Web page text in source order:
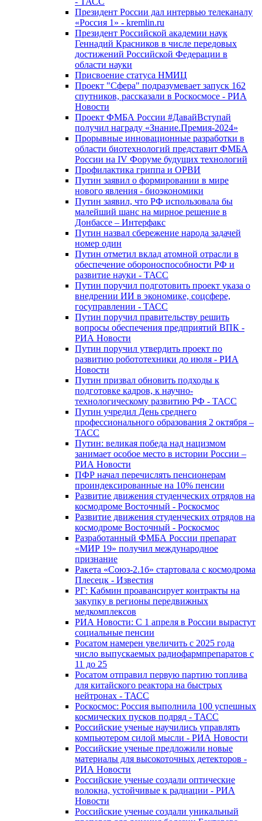
Президент России дал интервью телеканалу
«Россия 1» - kremlin.ru
Президент Российской академии наук
Геннадий Красников в числе передовых
достижений Российской Федерации в
области науки
Присвоение статуса НМИЦ
Проект "Сфера" подразумевает запуск 162
спутников, рассказали в Роскосмосе - РИА
Новости
Проект ФМБА России #ДавайВступай
получил награду «Знание.Премия-2024»
Прорывные инновационные разработки в
области биотехнологий представит ФМБА
России на IV Форуме будущих технологий
Профилактика гриппа и ОРВИ
Путин заявил о формировании в мире
нового явления - биоэкономики
Путин заявил, что РФ использовала бы
малейший шанс на мирное решение в
Донбассе – Интерфакс
Путин назвал сбережение народа задачей
номер один
Путин отметил вклад атомной отрасли в
обеспечение обороноспособности РФ и
развитие науки - ТАСС
Путин поручил подготовить проект указа о
внедрении ИИ в экономике, соцсфере,
госуправлении - ТАСС
Путин поручил правительству решить
вопросы обеспечения предприятий ВПК -
РИА Новости
Путин поручил утвердить проект по
развитию робототехники до июля - РИА
Новости
Путин призвал обновить подходы к
подготовке кадров, к научно-
технологическому развитию РФ - ТАСС
Путин учредил День среднего
профессионального образования 2 октября –
ТАСС
Путин: великая победа над нацизмом
занимает особое место в истории России –
РИА Новости
ПФР начал перечислять пенсионерам
проиндексированные на 10% пенсии
Развитие движения студенческих отрядов на
космодроме Восточный - Роскосмос
Развитие движения студенческих отрядов на
космодроме Восточный - Роскосмос
Разработанный ФМБА России препарат
«МИР 19» получил международное
признание
Ракета «Союз-2.1б» стартовала с космодрома
Плесецк - Известия
РГ: Кабмин проавансирует контракты на
закупку в регионы передвижных
медкомплексов
РИА Новости: С 1 апреля в России вырастут
социальные пенсии
Росатом намерен увеличить с 2025 года
число выпускаемых радиофармпрепаратов с
11 до 25
Росатом отправил первую партию топлива
для китайского реактора на быстрых
нейтронах - ТАСС
Роскосмос: Россия выполнила 100 успешных
космических пусков подряд - ТАСС
Российские ученые научились управлять
компьютером силой мысли - РИА Новости
Российские ученые предложили новые
материалы для высокоточных детекторов -
РИА Новости
Российские ученые создали оптические
волокна, устойчивые к радиации - РИА
Новости
Российские ученые создали уникальный